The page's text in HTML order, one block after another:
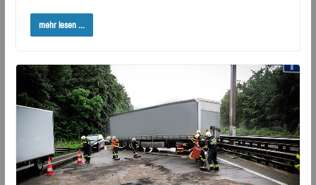
mehr lesen ...